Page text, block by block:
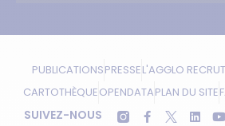
PUBLICATIONSPRESSEL'AGGLO
CARTOTHÈQUEOPENDATAPLAN DU SITE
SUIVEZ-NOUS